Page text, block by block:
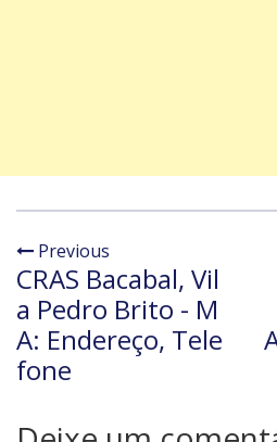
Previous
CRAS Bacabal, Vil
a Pedro Brito - M
A: Endereço, Tele
fone